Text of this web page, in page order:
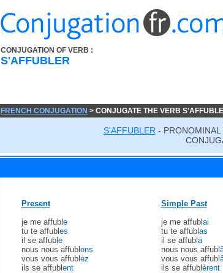
CONJUGATION OF VERB :
S'AFFUBLER
FRENCH CONJUGATION > CONJUGATE THE VERB
S'AFFUBLER -
Present
je me affubl e
tu te affubl es
il se affubl e
nous nous affubl ons
vous vous affubl ez
ils se affubl ent
Simple Past
je me affubl ai
tu te affubl as
il se affubl a
nous nous affubl
vous vous affubl
ils se affubl èrent